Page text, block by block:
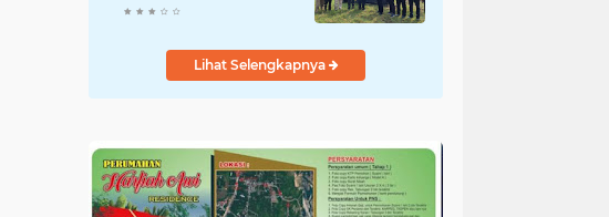
Pelaku Usaha
Lihat Selengkapnya